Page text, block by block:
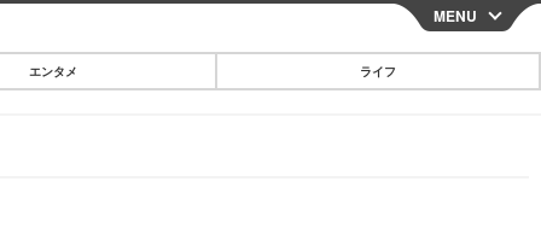
CLOSE
MENU
エンタメ ライフ